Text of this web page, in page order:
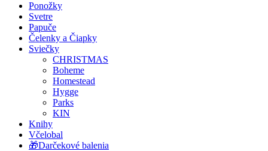
Ponožky
Svetre
Papuče
Čelenky a Čiapky
Sviečky
CHRISTMAS
Boheme
Homestead
Hygge
Parks
KIN
Knihy
Včelobal
🎁Darčekové balenia